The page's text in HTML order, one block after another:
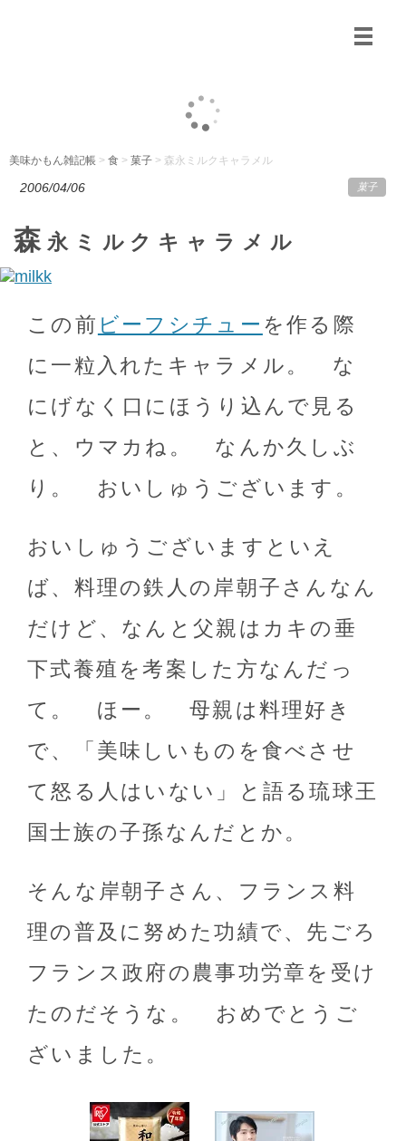
美味かもん雑記帳 > 食 > 菓子 > 森永ミルクキャラメル
2006/04/06 菓子
森 永ミルクキャラメル
この前 ビーフシチュー を作る際
に一粒入れたキャラメル。 な
にげなく口にほうり込んで見る
と、ウマカね。 なんか久しぶ
り。 おいしゅうございます。
おいしゅうございますといえ
ば、料理の鉄人の岸朝子さんなん
だけど、なんと父親はカキの垂
下式養殖を考案した方なんだっ
て。 ほー。 母親は料理好き
で、「美味しいものを食べさせ
て怒る人はいない」と語る琉球王
国士族の子孫なんだとか。
そんな岸朝子さん、フランス料
理の普及に努めた功績で、先ごろ
フランス政府の農事功労章を受け
たのだそうな。 おめでとうご
ざいました。